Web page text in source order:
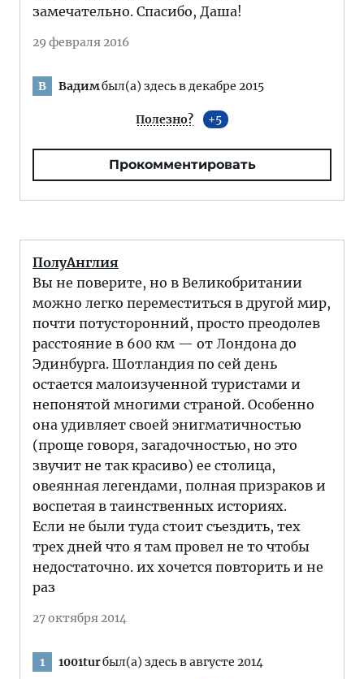
замечательно. Спасибо, Даша!
29 февраля 2016
В Вадимбыл(а) здесь в декабре 2015
Полезно? 5
Прокомментировать
ПолуАнглия
Вы не поверите, но в Великобритании
можно легко переместиться в другой мир,
почти потусторонний, просто преодолев
расстояние в 600 км — от Лондона до
Эдинбурга. Шотландия по сей день
остается малоизученной туристами и
непонятой многими страной. Особенно
она удивляет своей энигматичностью
(проще говоря, загадочностью, но это
звучит не так красиво) ее столица,
овеянная легендами, полная призраков и
воспетая в таинственных историях.
Если не были туда стоит съездить, тех
трех дней что я там провел не то чтобы
недостаточно. их хочется повторить и не
раз
27 октября 2014
1 1001turбыл(а) здесь в августе 2014